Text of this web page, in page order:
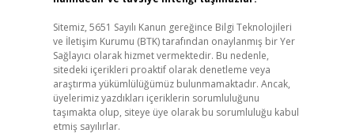
Sitemiz, 5651 Sayılı Kanun gereğince Bilgi Teknolojileri
ve İletişim Kurumu (BTK) tarafından onaylanmış bir Yer
Sağlayıcı olarak hizmet vermektedir. Bu nedenle,
sitedeki içerikleri proaktif olarak denetleme veya
araştırma yükümlülüğümüz bulunmamaktadır. Ancak,
üyelerimiz yazdıkları içeriklerin sorumluluğunu
taşımakta olup, siteye üye olarak bu sorumluluğu kabul
etmiş sayılırlar.